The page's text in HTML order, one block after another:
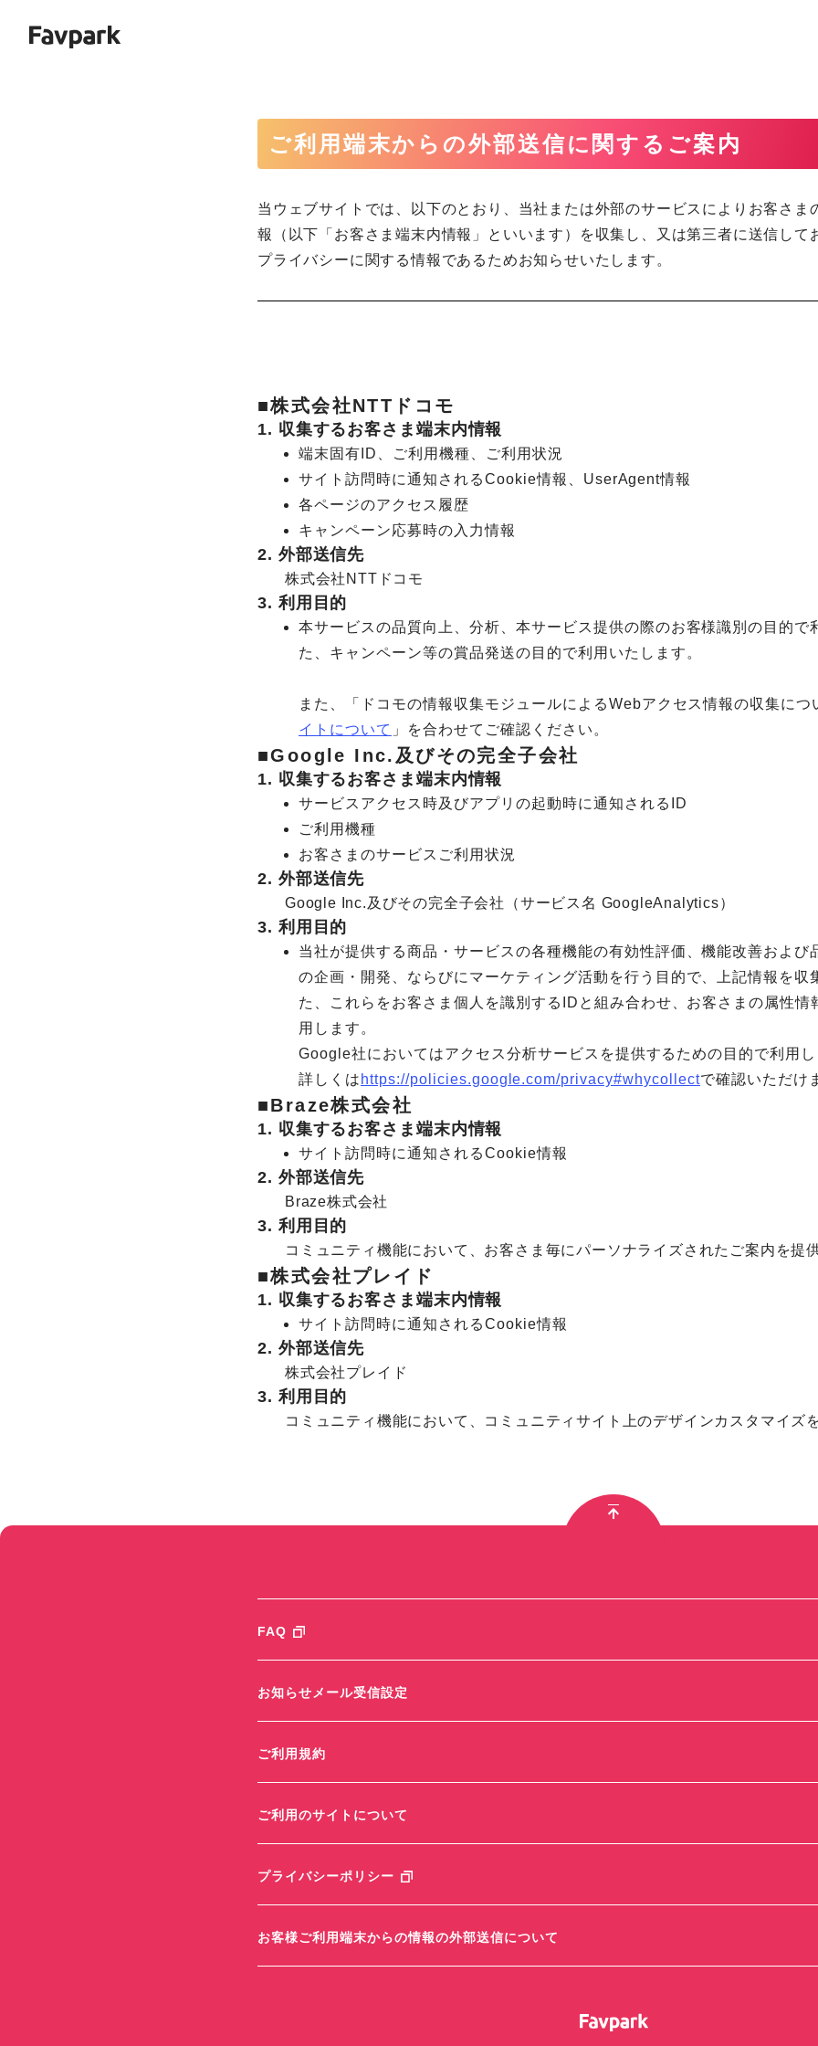
ご利用端末からの外部送信に関するご案内
当ウェブサイトでは、以下のとおり、当社または外部のサービスによりお客さま
報（以下「お客さま端末内情報」といいます）を収集し、又は第三者に送信して
プライバシーに関する情報であるためお知らせいたします。
■株式会社NTTドコモ
1. 収集するお客さま端末内情報
端末固有ID、ご利用機種、ご利用状況
サイト訪問時に通知されるCookie情報、UserAgent情報
各ページのアクセス履歴
キャンペーン応募時の入力情報
2. 外部送信先
株式会社NTTドコモ
3. 利用目的
本サービスの品質向上、分析、本サービス提供の際のお客様識別の目的で
た、キャンペーン等の賞品発送の目的で利用いたします。
また、「ドコモの情報収集モジュールによるWebアクセス情報の収集につ
イトについて 」を合わせてご確認ください。
■Google Inc.及びその完全子会社
1. 収集するお客さま端末内情報
サービスアクセス時及びアプリの起動時に通知されるID
ご利用機種
お客さまのサービスご利用状況
2. 外部送信先
Google Inc.及びその完全子会社（サービス名 GoogleAnalytics）
3. 利用目的
当社が提供する商品・サービスの各種機能の有効性評価、機能改善および
の企画・開発、ならびにマーケティング活動を行う目的で、上記情報を収
た、これらをお客さま個人を識別するIDと組み合わせ、お客さまの属性情
用します。
Google社においてはアクセス分析サービスを提供するための目的で利用し
詳しくは https://policies.google.com/privacy#whycollectで確認いただけ
■Braze株式会社
1. 収集するお客さま端末内情報
サイト訪問時に通知されるCookie情報
2. 外部送信先
Braze株式会社
3. 利用目的
コミュニティ機能において、お客さま毎にパーソナライズされたご案内を提
■株式会社プレイド
1. 収集するお客さま端末内情報
サイト訪問時に通知されるCookie情報
2. 外部送信先
株式会社プレイド
3. 利用目的
コミュニティ機能において、コミュニティサイト上のデザインカスタマイズ
FAQ
お知らせメール受信設定
ご利用規約
ご利用のサイトについて
プライバシーポリシー
お客様ご利用端末からの情報の外部送信について